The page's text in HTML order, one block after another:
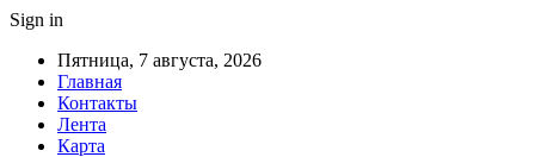
Sign in
Пятница, 7 августа, 2026
Главная
Контакты
Лента
Карта